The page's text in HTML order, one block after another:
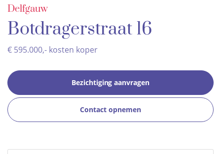
Delfgauw
Botdragerstraat 16
€ 595.000,- kosten koper
Bezichtiging aanvragen
Contact opnemen